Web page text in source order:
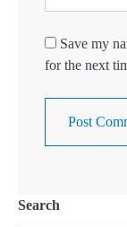
Save my
for the next
Search